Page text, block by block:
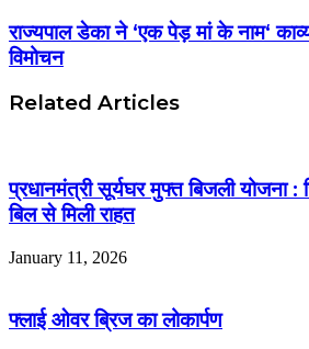
राज्यपाल डेका ने ‘एक पेड़ मां के नाम‘
विमोचन
Related Articles
प्रधानमंत्री सूर्यघर मुफ्त बिजली योजना :
बिल से मिली राहत
January 11, 2026
फ्लाई ओवर ब्रिज का लोकार्पण